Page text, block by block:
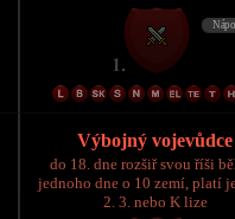
Výbojný vojevůdce
do 18. dne rozšiř svou říši
jednoho dne o 10 zemí, platí
2. 3. nebo K lize